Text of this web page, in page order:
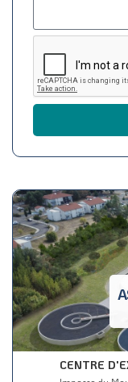
CENTRE